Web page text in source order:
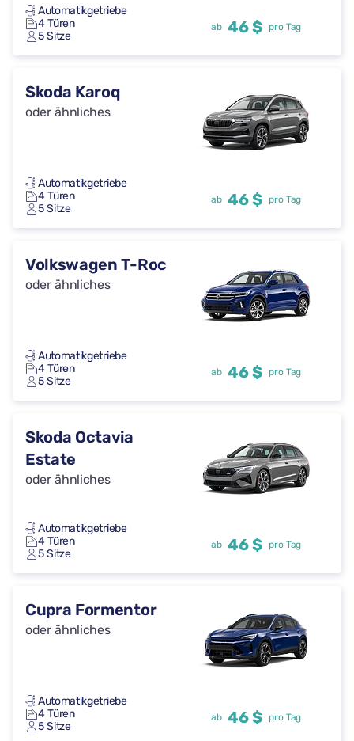
Automatikgetriebe
4 Türen
5 Sitze
ab 46 $ pro Tag
Skoda Karoq
oder ähnliches
Automatikgetriebe
4 Türen
5 Sitze
ab 46 $ pro Tag
Volkswagen T-Roc
oder ähnliches
Automatikgetriebe
4 Türen
5 Sitze
ab 46 $ pro Tag
Skoda Octavia
Estate
oder ähnliches
Automatikgetriebe
4 Türen
5 Sitze
ab 46 $ pro Tag
Cupra Formentor
oder ähnliches
Automatikgetriebe
4 Türen
5 Sitze
ab 46 $ pro Tag